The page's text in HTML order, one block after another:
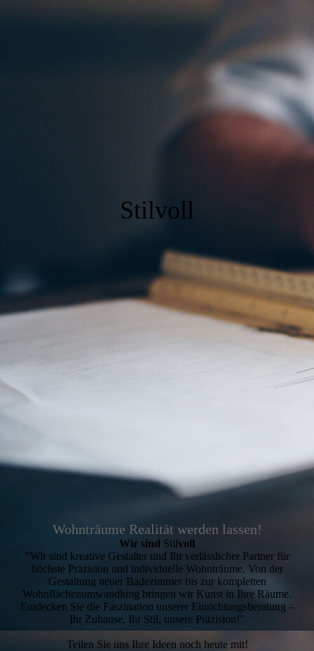
Stilvoll
Wohnträume Realität werden lassen!
Wir sind Stilvoll
"Wir sind kreative Gestalter und Ihr verlässlicher Partner für
höchste Präzision und individuelle Wohnträume. Von der
Gestaltung neuer Badezimmer bis zur kompletten
Wohnflächenumwandlung bringen wir Kunst in Ihre Räume.
Entdecken Sie die Faszination unserer Einrichtungsberatung –
Ihr Zuhause, Ihr Stil, unsere Präzision!"
Teilen Sie uns Ihre Ideen noch heute mit!